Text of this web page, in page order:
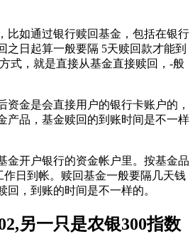
比如通过银行赎回基金，包括在银行
之日起算一般要隔 5天赎回款才能到
式，就是直接从基金直接赎回，-般
资金是会直接用户的银行卡账户的，
产品，基金赎回的到账时间是不一样
金开户银行的资金帐户里。按基金品
作日到帐。赎回基金一般要隔几天钱
回，到账的时间是不一样的。
另一只是农银300指数